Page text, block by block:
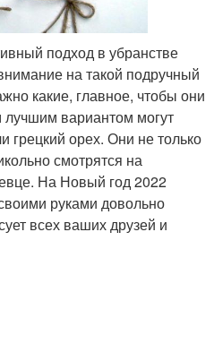
подход в убранстве
на такой подручный
какие, главное, чтобы они
вариантом могут
грецкий орех. Они не только
смотрятся на
На Новый год 2022
руками довольно
всех ваших друзей и